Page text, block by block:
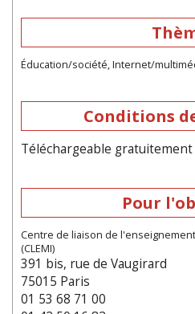
Éducation/société, Internet/
Conditions
Téléchargeable gratuitement
Pour
Centre de liaison de
(CLEMI)
391 bis, rue de Vaugirard
75015 Paris
01 53 68 71 00